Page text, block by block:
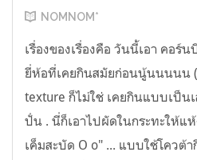
NOMNOM*
เรื่องของเรื่องคือ วันนี้เอา คอร์
ยี่ห้อที่เคยกินสมัยก่อนนู้นนนนน (
texture ก็ไม่ใช่ เคยกินแบบเป็น
ปั่น . นี่ก็เอาไปผัดในกระทะให้แ
เค็มสะบัด O o" ... แบบใช้โควต้